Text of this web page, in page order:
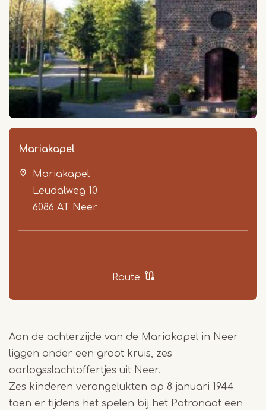
Mariakapel
Mariakapel
Leudalweg 10
6086 AT
Neer
Route
Aan de achterzijde van de Mariakapel in Neer
liggen onder een groot kruis, zes
oorlogsslachtoffertjes uit Neer.
Zes kinderen verongelukten op 8 januari 1944
toen er tijdens het spelen bij het Patronaat een